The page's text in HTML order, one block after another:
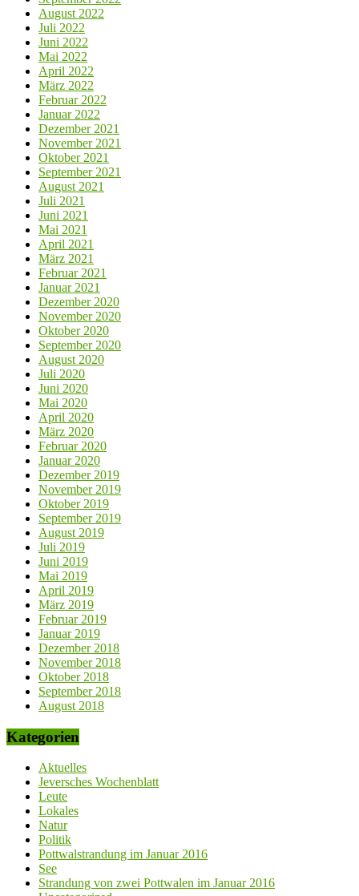
August 2022
Juli 2022
Juni 2022
Mai 2022
April 2022
März 2022
Februar 2022
Januar 2022
Dezember 2021
November 2021
Oktober 2021
September 2021
August 2021
Juli 2021
Juni 2021
Mai 2021
April 2021
März 2021
Februar 2021
Januar 2021
Dezember 2020
November 2020
Oktober 2020
September 2020
August 2020
Juli 2020
Juni 2020
Mai 2020
April 2020
März 2020
Februar 2020
Januar 2020
Dezember 2019
November 2019
Oktober 2019
September 2019
August 2019
Juli 2019
Juni 2019
Mai 2019
April 2019
März 2019
Februar 2019
Januar 2019
Dezember 2018
November 2018
Oktober 2018
September 2018
August 2018
Kategorien
Aktuelles
Jeversches Wochenblatt
Leute
Lokales
Natur
Politik
Pottwalstrandung im Januar 2016
See
Strandung von zwei Pottwalen im Januar 2016